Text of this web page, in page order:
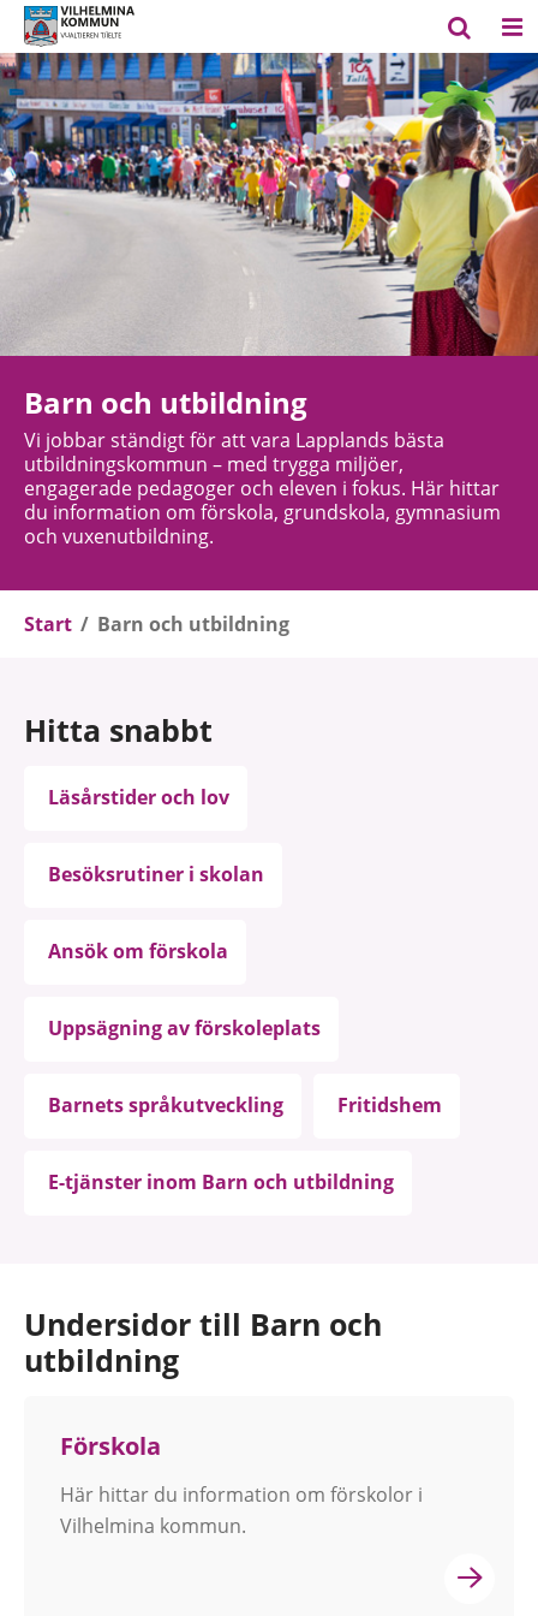
Barn och utbildning
Vi jobbar ständigt för att vara Lapplands bästa
utbildningskommun – med trygga miljöer,
engagerade pedagoger och eleven i fokus. Här hittar
du information om förskola, grundskola, gymnasium
och vuxenutbildning.
Start / Barn och utbildning
Hitta snabbt
Läsårstider och lov
Besöksrutiner i skolan
Ansök om förskola
Uppsägning av förskoleplats
Barnets språkutveckling Fritidshem
E-tjänster inom Barn och utbildning
Undersidor till Barn och
utbildning
Förskola
Här hittar du information om förskolor i
Vilhelmina kommun.